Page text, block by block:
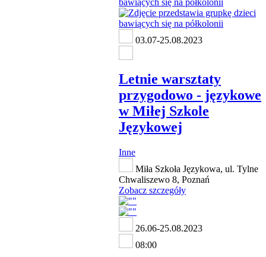
03.07-25.08.2023
Letnie warsztaty
przygodowo - językowe
w Miłej Szkole
Językowej
Inne
Miła Szkoła Językowa, ul. Tylne
Chwaliszewo 8, Poznań
Zobacz szczegóły
26.06-25.08.2023
08:00